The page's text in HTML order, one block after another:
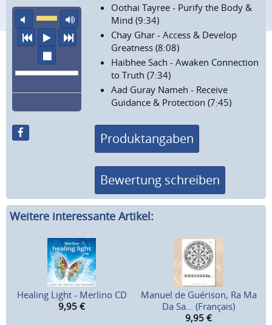
Ton aus
maximale Laustärke
vorheriger Titel
Abspielennächster Titel
Wiedergabe stoppen
Oothai Tayree - Purify the Body &
Mind (9:34)
Chay Ghar - Access & Develop
Greatness (8:08)
Haibhee Sach - Awaken Connection
to Truth (7:34)
Aad Guray Nameh - Receive
Guidance & Protection (7:45)
Produktangaben
Bewertung schreiben
Weitere interessante Artikel:
Healing Light - Merlino CD
9,95 €
Manuel de Guérison, Ra Ma
Da Sa... (Français)
9,95 €